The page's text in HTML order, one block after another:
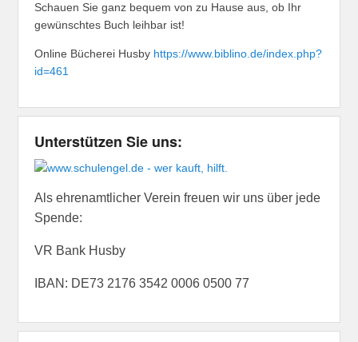
Schauen Sie ganz bequem von zu Hause aus, ob Ihr
gewünschtes Buch leihbar ist!
Online Bücherei Husby https://www.biblino.de/index.php?
id=461
Unterstützen Sie uns:
Als ehrenamtlicher Verein freuen wir uns über jede
Spende:
VR Bank Husby
IBAN: DE73 2176 3542 0006 0500 77